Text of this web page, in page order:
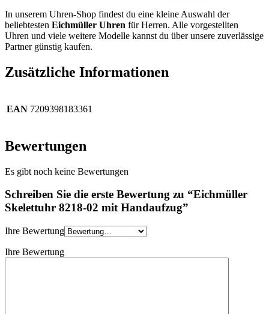
In unserem Uhren-Shop findest du eine kleine Auswahl der
beliebtesten Eichmüller Uhren für Herren. Alle vorgestellten
Uhren und viele weitere Modelle kannst du über unsere zuverlässige
Partner günstig kaufen.
Zusätzliche Informationen
EAN 7209398183361
Bewertungen
Es gibt noch keine Bewertungen
Schreiben Sie die erste Bewertung zu “Eichmüller
Skelettuhr 8218-02 mit Handaufzug”
Ihre Bewertung
Ihre Bewertung